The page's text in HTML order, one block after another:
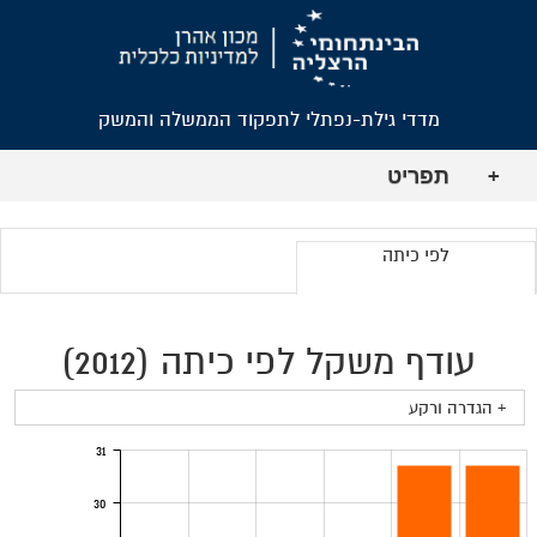
מדדי גילת-נפתלי לתפקוד הממשלה והמשק
+ תפריט
לפי כיתה
עודף משקל לפי כיתה (2012)
+ הגדרה ורקע
30
31